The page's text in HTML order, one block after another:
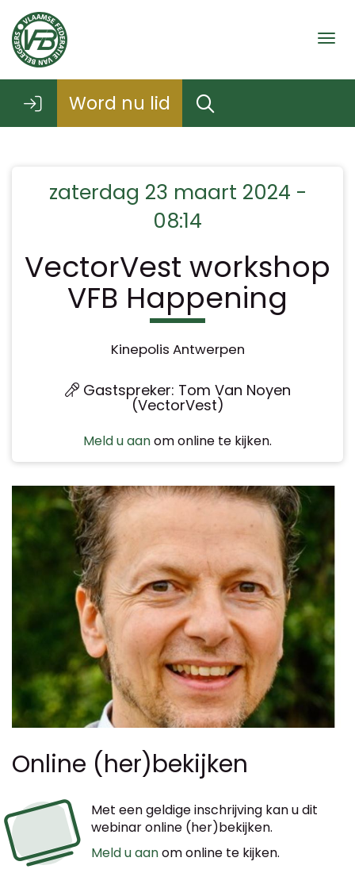
Word nu lid
zaterdag 23 maart 2024 -
08:14
VectorVest workshop
VFB Happening
Kinepolis Antwerpen
Gastspreker: Tom Van Noyen
(VectorVest)
Meld u aanom online te kijken.
Online (her)bekijken
Met een geldige inschrijving kan u dit
webinar online (her)bekijken.
Meld u aanom online te kijken.